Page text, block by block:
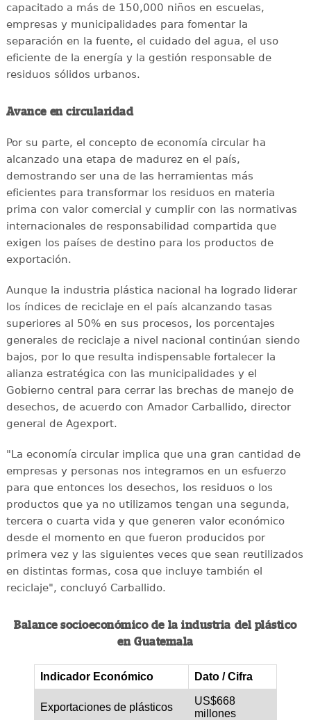
capacitado a más de 150,000 niños en escuelas,
empresas y municipalidades para fomentar la
separación en la fuente, el cuidado del agua, el uso
eficiente de la energía y la gestión responsable de
residuos sólidos urbanos.
Avance en circularidad
Por su parte, el concepto de economía circular ha
alcanzado una etapa de madurez en el país,
demostrando ser una de las herramientas más
eficientes para transformar los residuos en materia
prima con valor comercial y cumplir con las normativas
internacionales de responsabilidad compartida que
exigen los países de destino para los productos de
exportación.
Aunque la industria plástica nacional ha logrado liderar
los índices de reciclaje en el país alcanzando tasas
superiores al 50% en sus procesos, los porcentajes
generales de reciclaje a nivel nacional continúan siendo
bajos, por lo que resulta indispensable fortalecer la
alianza estratégica con las municipalidades y el
Gobierno central para cerrar las brechas de manejo de
desechos, de acuerdo con Amador Carballido, director
general de Agexport.
"La economía circular implica que una gran cantidad de
empresas y personas nos integramos en un esfuerzo
para que entonces los desechos, los residuos o los
productos que ya no utilizamos tengan una segunda,
tercera o cuarta vida y que generen valor económico
desde el momento en que fueron producidos por
primera vez y las siguientes veces que sean reutilizados
en distintas formas, cosa que incluye también el
reciclaje", concluyó Carballido.
Balance socioeconómico de la industria del plástico
en Guatemala
Indicador Económico Dato / Cifra
Exportaciones de plásticos
US$668
millones